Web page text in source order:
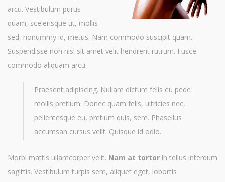
arcu. Vestibulum purus
quam, scelerisque ut, mollis
sed, nonummy id, metus. Nam commodo suscipit quam.
Suspendisse non nisl sit amet velit hendrerit rutrum. Fusce
commodo aliquam arcu.
Praesent adipiscing. Nullam dictum felis eu pede
mollis pretium. Donec quam felis, ultricies nec,
pellentesque eu, pretium quis, sem. Phasellus
accumsan cursus velit. Quisque id odio.
Morbi mattis ullamcorper velit. Nam at tortor in tellus interdum
sagittis. Vestibulum turpis sem, aliquet eget, lobortis